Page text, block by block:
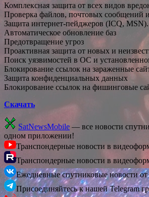
Комплексная защита от всех видов
Проверка файлов, почтовых сообщений
Защита интернет-пейджеров (ICQ, MSN).
Автоматическое обновление баз
Предотвращение угроз
Проактивная защита от новых и
Поиск уязвимостей в ОС и
Блокирование ссылок на зараженные
Защита конфиденциальных данных
Блокирование ссылок на фишинговые
Скачать
SatNewsMobile — все новости
одном приложении!
Транспондерные новости в
Транспондерные новости в
Ежедневные спутниковые новости от
Присоединяйтесь к нашей Telegram